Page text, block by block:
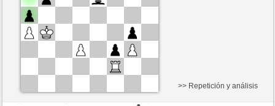
>> Repetición y análisis